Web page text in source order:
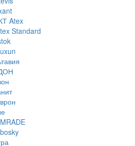
Atex
Standard